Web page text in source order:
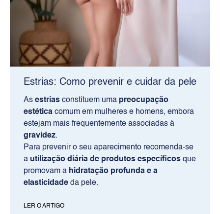
Estrias: Como prevenir e cuidar da pele
As estrias constituem uma preocupação
estética comum em mulheres e homens, embora
estejam mais frequentemente associadas à
gravidez.
Para prevenir o seu aparecimento recomenda-se
a utilização diária de produtos específicos que
promovam a hidratação profunda e a
elasticidade da pele.
LER O ARTIGO